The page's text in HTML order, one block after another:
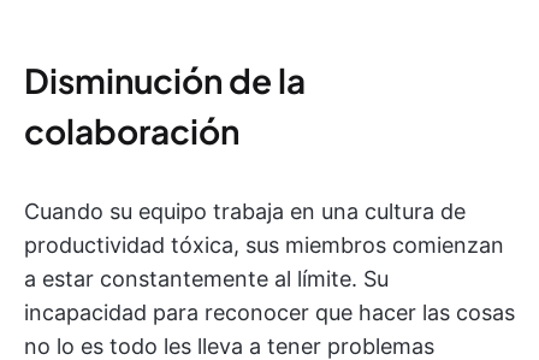
Disminución de la
colaboración
Cuando su equipo trabaja en una cultura de
productividad tóxica, sus miembros comienzan
a estar constantemente al límite. Su
incapacidad para reconocer que hacer las cosas
no lo es todo les lleva a tener problemas